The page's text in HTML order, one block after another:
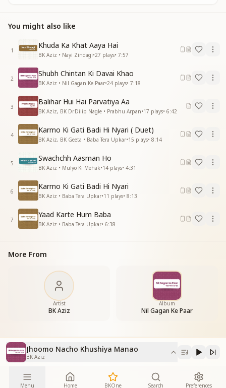
बाबा मुझे कहते है हर पल मैं बैठा हुं बच्चे चिंता ना कर
बाबा मुझे कहते है हर पल
खुश जो रहते वक्त वो रहते श्रीमत पर चलते
देहभान को छोड़कर जो शिवबाबा से पलते
मेरा जो भी मेरा है वो तेरा जो भी मेरा
मेरा जो भी मेरा है वो तेरा जो भी मेरा
लाड़ले हम भगवान के
लाड़ले हम भगवान के
मैं बैठा हुं मै बैठा हुं
बाबा मुझे कहते है हर पल मैं बैठा हुं बच्चे चिंता ना कर
बाबा मुझे कहते है हर पल
झूमों नाचो खुशियाँ मनाओ
झूमों नाचो खुशियाँ मनाओ
शिवबाबा की महीमा गाओ
बाबा मुझे कहते है हर पल
मैं बैठा हुं बच्चे चिंता ना कर
बाबा मुझे कहते है हर पल
मैं बैठा हुं बच्चे चिंता ना कर
बाबा मुझे कहते है हर पल
You might also like
1
Khuda Ka Khat Aaya Hai
BK Aziz • Nayi Zindagi•27 plays• 7:57
2
Shubh Chintan Ki Davai Khao
BK Aziz • Nil Gagan Ke Paar•24 plays• 7:18
3
Balihar Hui Hai Parvatiya Aa
BK Aziz, BK Dr.Dilip Nagle • Prabhu Arpan•17 plays• 6:42
4
Karmo Ki Gati Badi Hi Nyari ( Duet)
BK Aziz, BK Geeta • Baba Tera Upkar•15 plays• 8:14
5
Swachchh Aasman Ho
BK Aziz • Mulyo Ki Mehak•14 plays• 4:31
6
Karmo Ki Gati Badi Hi Nyari
BK Aziz • Baba Tera Upkar•11 plays• 8:13
7
Yaad Karte Hum Baba
BK Aziz • Baba Tera Upkar• 6:38
More From
Artist
BK Aziz
Album
Nil Gagan Ke Paar
Jhoomo Nacho Khushiya Manao
BK Aziz
Menu Home BKOne Search Preferences